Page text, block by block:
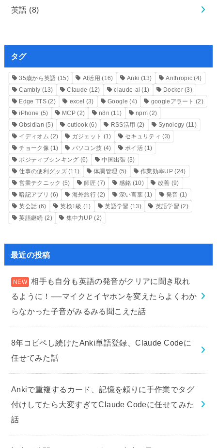
英語 (8)
タグ
35歳から英語 (15) AI活用 (16) Anki (13) Anthropic (4)
Cambly (13) Claude (12) claude-ai (1) Docker(3)
Edge TTS(2) excel (3) Google (4) googleアラート (2)
iPhone (5) MCP (2) n8n (11) npm(2)
Obsidian (5) outlook(6) RSS活用 (2) Synology (11)
イディオム (2) ガジェット (1) セキュリティ (3)
チョーク像 (1) パソコン技 (4) ポイ活 (1)
ポジティブシンキング (6) 中国出張 (3)
仕事の便利グッズ(11) 体調管理 (5) 作業効率UP(24)
営業テクニック (5) 師匠 (7) 感銘 (10) 改善 (9)
暗記アプリ (6) 海外旅行 (2) 深い言葉 (1) 発音 (1)
英会話 (6) 英検1級 (1) 英語学習 (13) 英語学習 (2)
英語継続 (2) 集中力UP (2)
最近の投稿
相手も自分も英語の発音がクリアに聞き取れ
るように！──マイクとイヤホンを変えたらよくわか
らなかった子音がみるみる聞こえた話
8年コピペし続けたAnki単語登録、Claude Codeに
任せてみた話
Ankiで重複するカード、記憶を頼りに手作業でタグ
付けしてたら大変すぎてClaude Codeに任せてみた
話